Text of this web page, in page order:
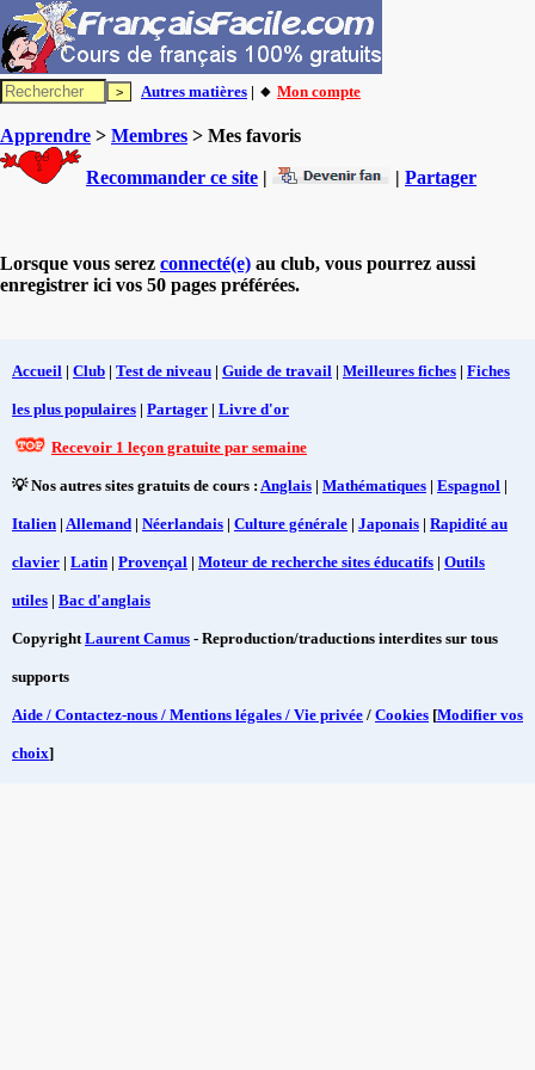
Autres matières | 🔸 Mon compte
Apprendre > Membres > Mes favoris
Recommander ce site | | Partager
Lorsque vous serez connecté(e) au club, vous pourrez aussi
enregistrer ici vos 50 pages préférées.
Accueil | Club | Test de niveau | Guide de travail | Meilleures fiches | Fiches
les plus populaires | Partager | Livre d'or
Recevoir 1 leçon gratuite par semaine
💡 Nos autres sites gratuits de cours : Anglais | Mathématiques | Espagnol |
Italien | Allemand | Néerlandais | Culture générale | Japonais | Rapidité au
clavier | Latin | Provençal | Moteur de recherche sites éducatifs | Outils
utiles | Bac d'anglais
CopyrightLaurent Camus - Reproduction/traductions interdites sur tous
supports
Aide / Contactez-nous / Mentions légales / Vie privée / Cookies [Modifier vos
choix]